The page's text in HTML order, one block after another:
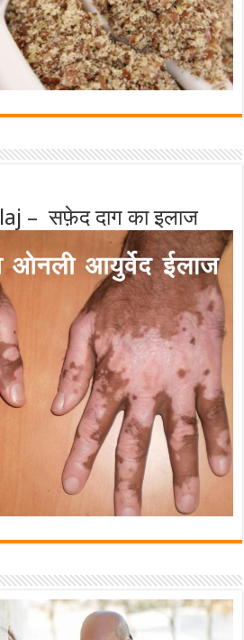
– सफ़ेद दाग का इलाज